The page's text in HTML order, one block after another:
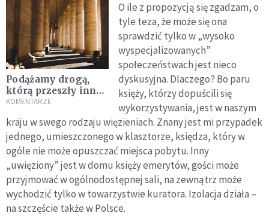
Podążamy drogą,
którą przeszły inne
Kościoły
KOMENTARZE
O ile z propozycją się zgadzam, o
tyle teza, że może się ona
sprawdzić tylko w „wysoko
wyspecjalizowanych”
społeczeństwach jest nieco
dyskusyjna. Dlaczego? Bo paru
księży, którzy dopuścili się
wykorzystywania, jest w naszym
kraju w swego rodzaju więzieniach. Znany jest mi przypadek
jednego, umieszczonego w klasztorze, księdza, który w
ogóle nie może opuszczać miejsca pobytu. Inny
„uwięziony” jest w domu księży emerytów, gości może
przyjmować w ogólnodostępnej sali, na zewnątrz może
wychodzić tylko w towarzystwie kuratora. Izolacja działa –
na szczęście także w Polsce.